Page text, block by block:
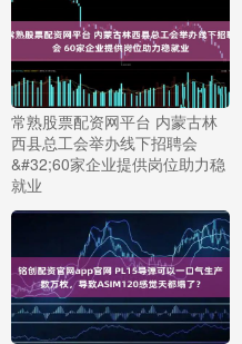
常熟股票配资网平台 内蒙古林
西县总工会举办线下招聘会
&#32;60家企业提供岗位助力稳
就业